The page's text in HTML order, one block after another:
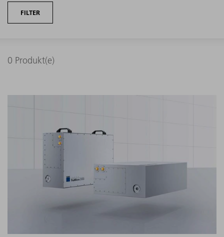
FILTER
0 Produkt(e)